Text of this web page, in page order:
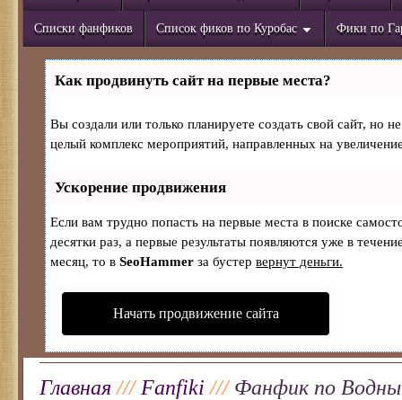
Списки фанфиков Список фиков по Куробас Фики по
Как продвинуть сайт на первые места?
Вы создали или только планируете создать свой сайт, но
целый комплекс мероприятий, направленных на
Ускорение продвижения
Если вам трудно попасть на первые места в поиске
десятки раз, а первые результаты появляются уже в
месяц, то в SeoHammer за бустер вернут деньги.
Начать продвижение сайта
Главная /// Fanfiki ///Фанфик по